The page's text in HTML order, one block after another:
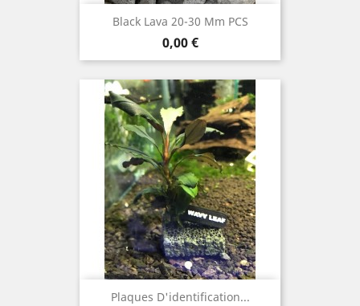
Black Lava 20-30 Mm PCS
Prix
0,00 €
Plaques D'identification...